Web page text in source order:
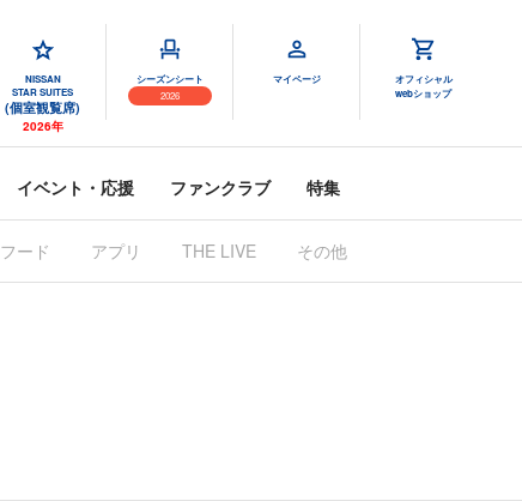
NISSAN
STAR SUITES
(個室観覧席)
2026年
シーズンシート
2026
マイページ
オフィシャル
webショップ
イベント・応援 ファンクラブ 特集
フード アプリ THE LIVE その他